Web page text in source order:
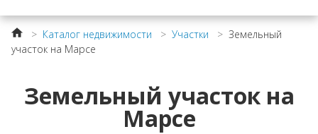
> Каталог недвижимости > Участки > Земельный
участок на Марсе
Земельный участок на
Марсе